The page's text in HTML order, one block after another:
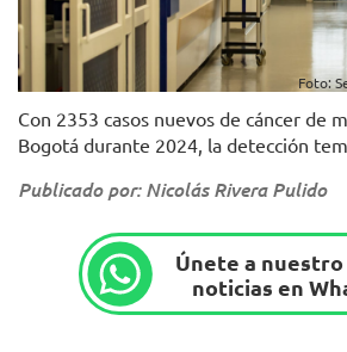
Foto:
Con 2353 casos nuevos de cáncer de
Bogotá durante 2024, la detección
Publicado por: Nicolás Rivera Pulido
Únete a nuestro
noticias en